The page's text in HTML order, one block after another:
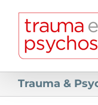
inhoud
Trauma &